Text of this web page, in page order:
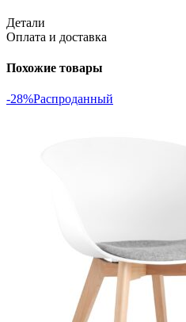
Детали
Оплата и доставка
Похожие товары
-28%Распроданный